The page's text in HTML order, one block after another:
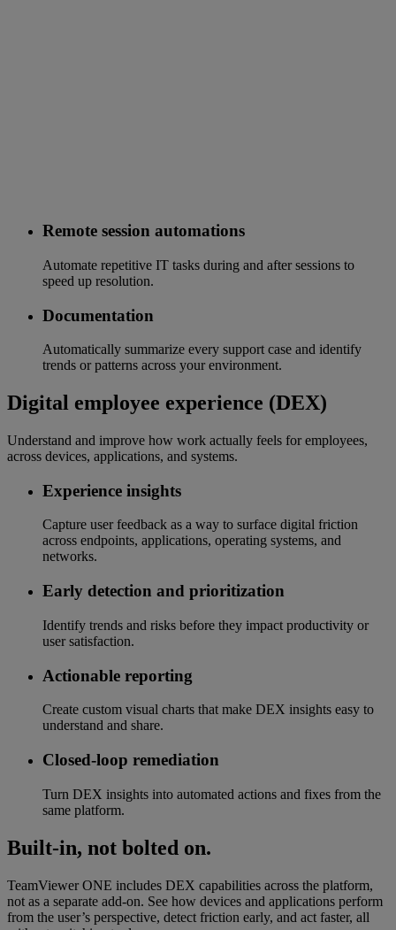
Remote session automations
Automate repetitive IT tasks during and after sessions to
speed up resolution.
Documentation
Automatically summarize every support case and identify
trends or patterns across your environment.
Digital employee experience (DEX)
Understand and improve how work actually feels for employees,
across devices, applications, and systems.
Experience insights
Capture user feedback as a way to surface digital friction
across endpoints, applications, operating systems, and
networks.
Early detection and prioritization
Identify trends and risks before they impact productivity or
user satisfaction.
Actionable reporting
Create custom visual charts that make DEX insights easy to
understand and share.
Closed-loop remediation
Turn DEX insights into automated actions and fixes from the
same platform.
Built-in, not bolted on.
TeamViewer ONE includes DEX capabilities across the platform,
not as a separate add-on. See how devices and applications perform
from the user’s perspective, detect friction early, and act faster, all